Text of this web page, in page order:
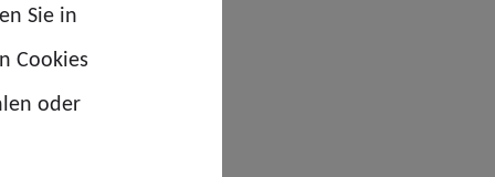
moderne
Sie in
Cookies
oder